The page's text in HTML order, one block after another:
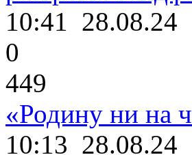
10:41 28.08.24
0
449
«Родину ни на
10:13 28.08.24